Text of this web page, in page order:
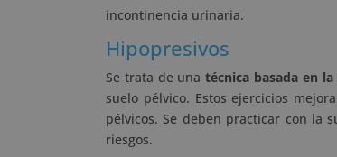
incontinencia urinaria.
Hipopresivos
Se trata de unatécnica basada en
suelo pélvico. Estos ejercicios
pélvicos. Se deben practicar con la
riesgos.